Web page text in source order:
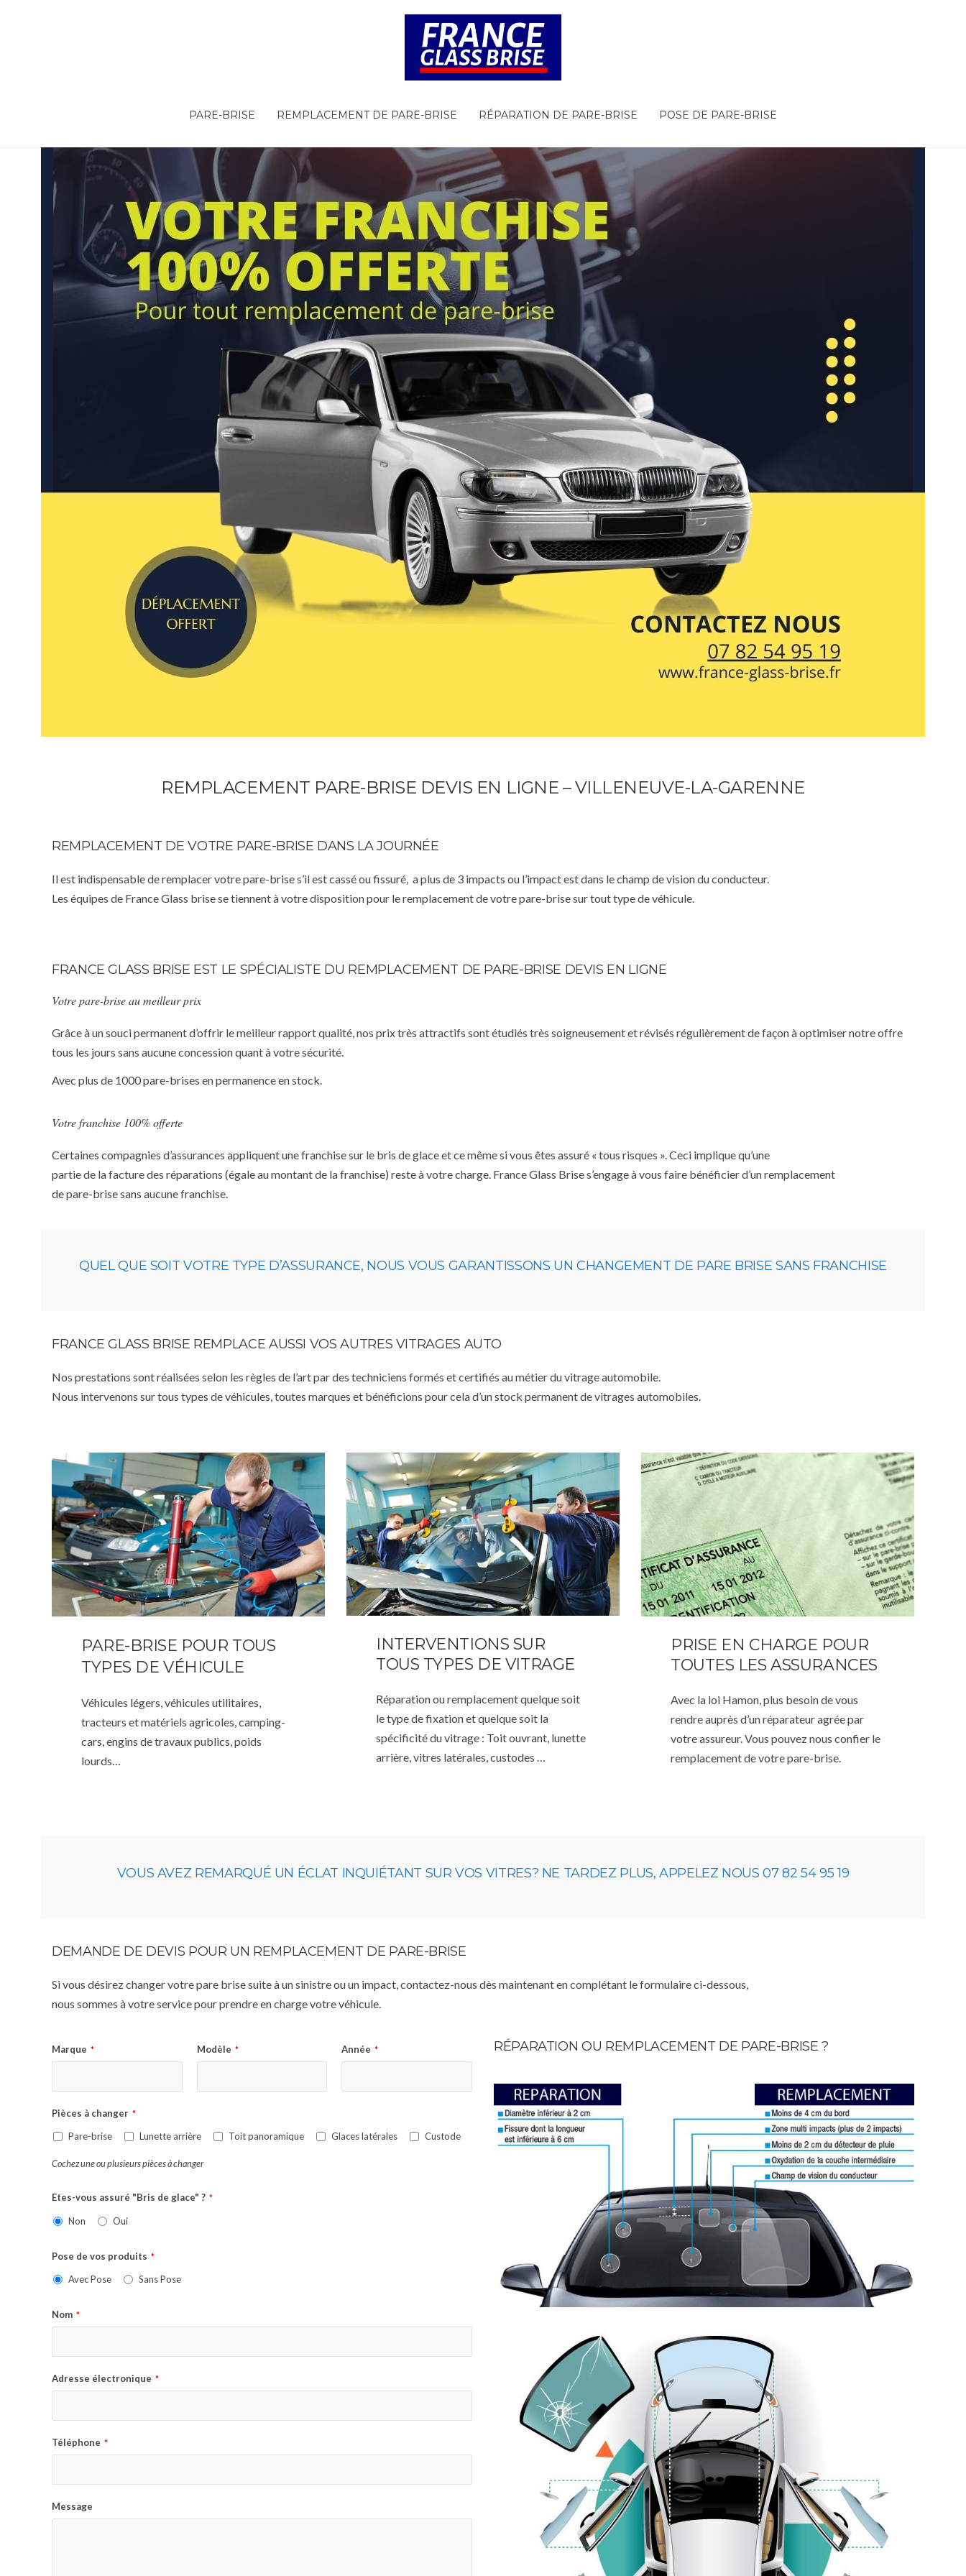
PARE-BRISE REMPLACEMENT DE PARE-BRISE RÉPARATION DE PARE-BRISE POSE DE PARE-BRISE
REMPLACEMENT PARE-BRISE DEVIS EN LIGNE – VILLENEUVE-LA-GARENNE
REMPLACEMENT DE VOTRE PARE-BRISE DANS LA JOURNÉE
Il est indispensable de remplacer votre pare-brise s’il est cassé ou fissuré, a plus de 3 impacts ou l’impact est dans le champ de vision du conducteur.
Les équipes de France Glass brise se tiennent à votre disposition pour le remplacement de votre pare-brise sur tout type de véhicule.
FRANCE GLASS BRISE EST LE SPÉCIALISTE DU REMPLACEMENT DE PARE-BRISE DEVIS EN LIGNE
Votre pare-brise au meilleur prix
Grâce à un souci permanent d’offrir le meilleur rapport qualité, nos prix très attractifs sont étudiés très soigneusement et révisés régulièrement de façon à optimiser notre offre
tous les jours sans aucune concession quant à votre sécurité.
Avec plus de 1000 pare-brises en permanence en stock.
Votre franchise 100% offerte
Certaines compagnies d’assurances appliquent une franchise sur le bris de glace et ce même si vous êtes assuré « tous risques ». Ceci implique qu’une
partie de la facture des réparations (égale au montant de la franchise) reste à votre charge. France Glass Brise s’engage à vous faire bénéficier d’un remplacement
de pare-brise sans aucune franchise.
QUEL QUE SOIT VOTRE TYPE D’ASSURANCE, NOUS VOUS GARANTISSONS UN CHANGEMENT DE PARE BRISE SANS FRANCHISE
FRANCE GLASS BRISE REMPLACE AUSSI VOS AUTRES VITRAGES AUTO
Nos prestations sont réalisées selon les règles de l’art par des techniciens formés et certifiés au métier du vitrage automobile.
Nous intervenons sur tous types de véhicules, toutes marques et bénéficions pour cela d’un stock permanent de vitrages automobiles.
PARE-BRISE POUR TOUS
TYPES DE VÉHICULE
Véhicules légers, véhicules utilitaires,
tracteurs et matériels agricoles, camping-
cars, engins de travaux publics, poids
lourds…
INTERVENTIONS SUR
TOUS TYPES DE VITRAGE
Réparation ou remplacement quelque soit
le type de fixation et quelque soit la
spécificité du vitrage : Toit ouvrant, lunette
arrière, vitres latérales, custodes …
PRISE EN CHARGE POUR
TOUTES LES ASSURANCES
Avec la loi Hamon, plus besoin de vous
rendre auprès d’un réparateur agrée par
votre assureur. Vous pouvez nous confier le
remplacement de votre pare-brise.
VOUS AVEZ REMARQUÉ UN ÉCLAT INQUIÉTANT SUR VOS VITRES? NE TARDEZ PLUS, APPELEZ NOUS 07 82 54 95 19
DEMANDE DE DEVIS POUR UN REMPLACEMENT DE PARE-BRISE
Si vous désirez changer votre pare brise suite à un sinistre ou un impact, contactez-nous dès maintenant en complétant le formulaire ci-dessous,
nous sommes à votre service pour prendre en charge votre véhicule.
Marque * Modèle * Année *
Pièces à changer *
Pare-brise Lunette arrière Toit panoramique Glaces latérales Custode
Cochez une ou plusieurs pièces à changer
Etes-vous assuré "Bris de glace" ? *
Non Oui
Pose de vos produits *
Avec Pose Sans Pose
Nom *
Adresse électronique *
Téléphone *
Message
RÉPARATION OU REMPLACEMENT DE PARE-BRISE ?